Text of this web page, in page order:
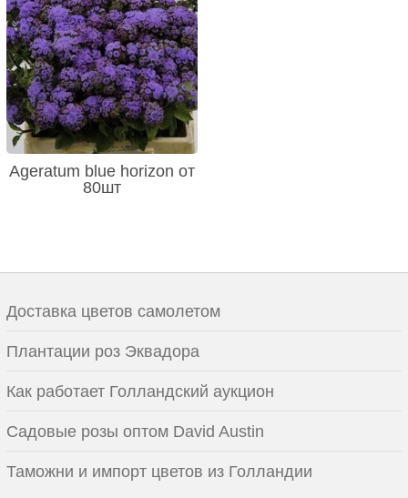
Ageratum blue horizon от
80шт
Доставка цветов самолетом
Плантации роз Эквадора
Как работает Голландский аукцион
Садовые розы оптом David Austin
Таможни и импорт цветов из Голландии